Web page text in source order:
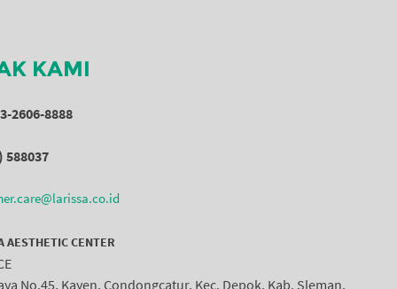
KAMI
2606-8888
588037
AESTHETIC CENTER
No.45, Kayen, Condongcatur, Kec. Depok, Kab. Sleman,